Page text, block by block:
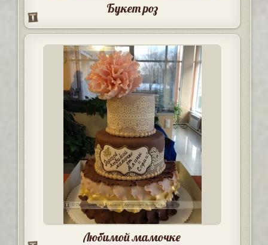
Букет роз
Любимой мамочке